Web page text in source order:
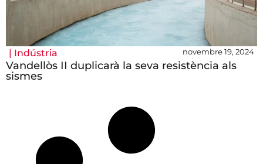
| Indústria novembre 19, 2024
Vandellòs II duplicarà la seva resistència als
sismes